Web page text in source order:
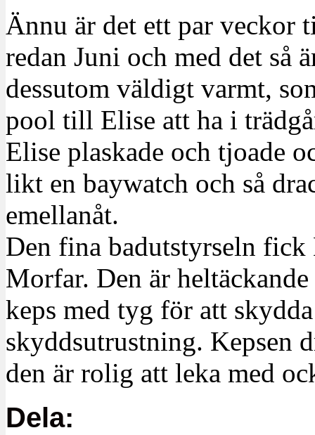
Ännu är det ett par veckor
redan Juni och med det så
dessutom väldigt varmt,
pool till Elise att ha i
Elise plaskade och tjoade
likt en baywatch och så
emellanåt.
Den fina badutstyrseln
Morfar. Den är
keps med tyg för att
skyddsutrustning. Kepsen
den är rolig att leka med
Dela: